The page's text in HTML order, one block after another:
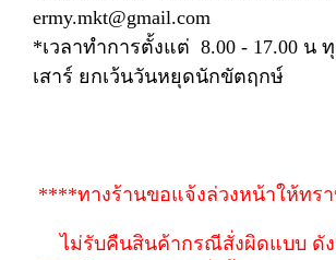
ermy.mkt@gmail.com
*เวลาทำการตั้งแต่ 8.00 - 17.00 น
เสาร์ ยกเว้นวันหยุดนักขัตฤกษ์
****ทางร้านขอแจ้งล่วงหน้าให้ทร
ไม่รับคืนสินค้ากรณีสั่งผิดแบบ ดัง